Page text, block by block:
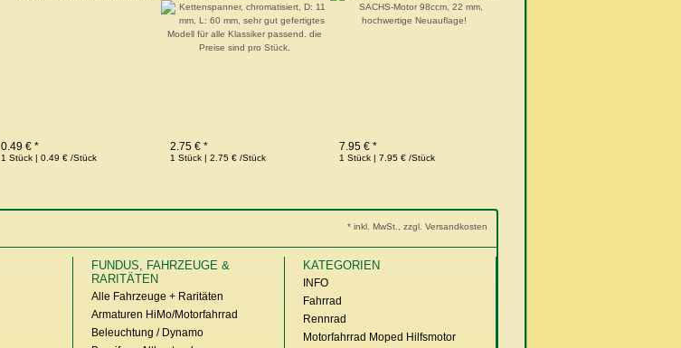
0.49 € *
1 Stück | 0.49 € /Stück
2.75 € *
1 Stück | 2.75 € /Stück
7.95 € *
1 Stück | 7.95 € /Stück
* inkl. MwSt., zzgl. Versandkosten
FUNDUS, FAHRZEUGE &
RARITÄTEN
Alle Fahrzeuge + Raritäten
Armaturen HiMo/Motorfahrrad
Beleuchtung / Dynamo
KATEGORIEN
INFO
Fahrrad
Rennrad
Motorfahrrad Moped Hilfsmotor